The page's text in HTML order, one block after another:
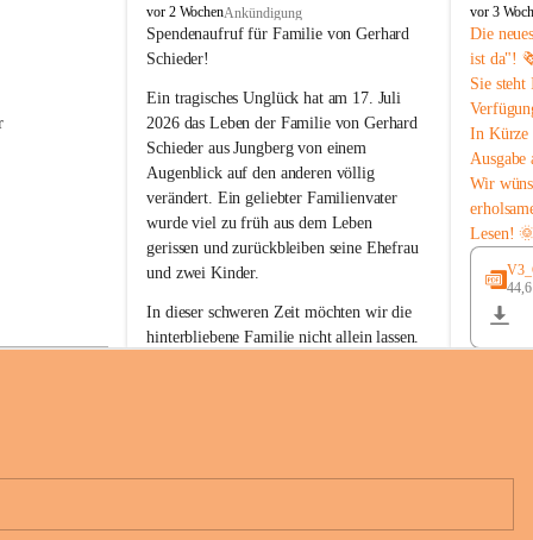
B
u
c
-
S
t
.
M
a
g
d
a
e
n
a
vor 2 WochenAnkündigung
Spendenaufruf für Familie von Gerhard
Schieder!
Ein tragisches Unglück hat am 17. Juli
2026 das Leben der Familie von Gerhard
Schieder aus Jungberg von einem
Augenblick auf den anderen völlig
verändert. Ein geliebter Familienvater
wurde viel zu früh aus dem Leben
gerissen und zurückbleiben seine Ehefrau
und zwei Kinder.
In dieser schweren Zeit möchten wir die
hinterbliebene Familie nicht allein lassen.
Unterstützung, ihre Hilfsbereitschaft und
B
u
c
h
-
S
t
.
M
a
g
d
n
a
vor 3
Die
ist da"!
Sie
In Kürze
Ausgabe
Wir
Lesen!